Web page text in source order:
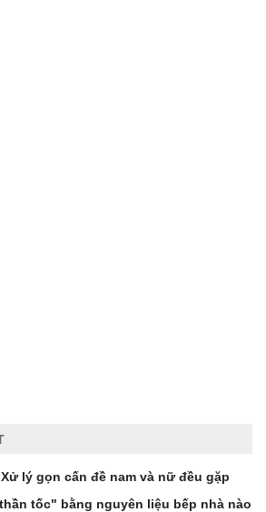
lý gọn cấn đề nam và nữ đều gặp
tốc" bằng nguyên liệu bếp nhà nào